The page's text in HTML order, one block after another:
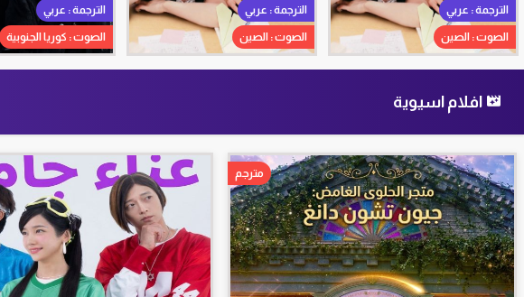
الترجمة : عربي
الصوت : الصين
الترجمة : عربي
الصوت : الصين
الترجمة : عربي
الصوت : كوريا الجنوبية
افلام اسيوية
مترجم